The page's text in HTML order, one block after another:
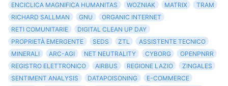
ENCICLICA MAGNIFICA HUMANITAS
WOZNIAK MATRIX
TRAM
RICHARD SALLMAN
GNU
ORGANIC INTERNET
RETI COMUNITARIE
DIGITAL CLEAN UP DAY
PROPRIETÀ EMERGENTE
SEDS ZTL
ASSISTENTE TECNICO
MINERALI
ARC-AGI NET NEUTRALITY CYBORG
OPENPNRR
REGISTRO ELETTRONICO
AIRBUS REGIONE LAZIO
ZINGALES
SENTIMENT ANALYSIS
DATAPOISONING E-COMMERCE